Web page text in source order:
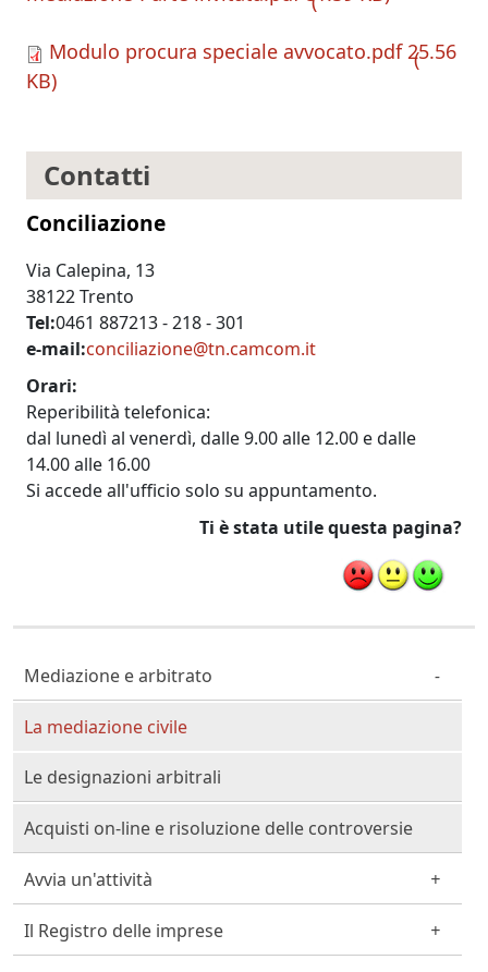
Modulo procura speciale avvocato.pdf 25.56
KB
Contatti
Conciliazione
Via Calepina, 13
38122 Trento
Tel 0461 887213 - 218 - 301
e-mail conciliazione@tn.camcom.it
Orari
Reperibilità telefonica:
dal lunedì al venerdì, dalle 9.00 alle 12.00 e dalle
14.00 alle 16.00
Si accede all'ufficio solo su appuntamento.
Ti è stata utile questa pagina?
Cittadino Professionista Imprenditore
Mediazione e arbitrato
La mediazione civile
Le designazioni arbitrali
Acquisti on-line e risoluzione delle controversie
Avvia un'attività
Il Registro delle imprese